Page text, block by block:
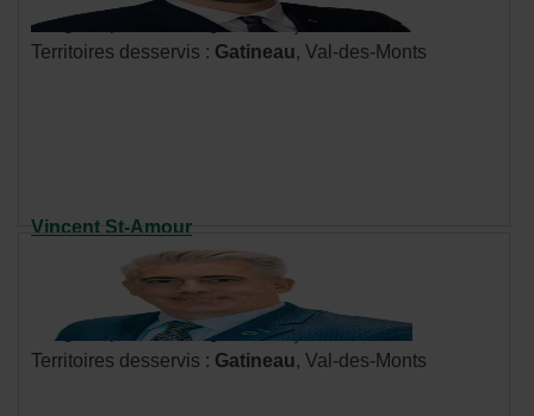
hyperlien
s'ouvrira
dans
Langues parlées : anglais, français
Territoires desservis : Gatineau, Val-des-Monts
Vincent St-Amour
Cellulaire : 819 213-2941
Communiquer par courriel
- Cet
hyperlien
s'ouvrira
dans
Langues parlées : anglais, français
Territoires desservis : Gatineau, Val-des-Monts